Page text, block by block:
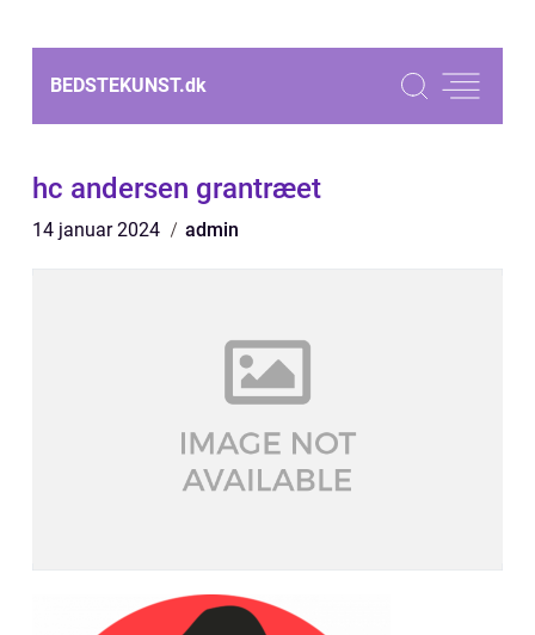
BEDSTEKUNST.dk
hc andersen grantræet
14 januar 2024 admin